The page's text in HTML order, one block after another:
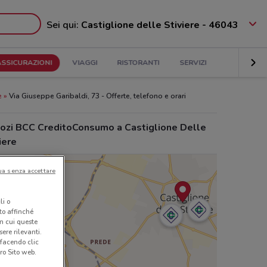
Sei qui: Castiglione delle Stiviere - 46043
VIAGGI RISTORANTI SERVIZI
Via Giuseppe Garibaldi, 73 - Offerte, telefono e orari
BCC CreditoConsumo a Castiglione Delle
o
affinché
cui queste
rilevanti.
clic
Sito web.
senza accettare